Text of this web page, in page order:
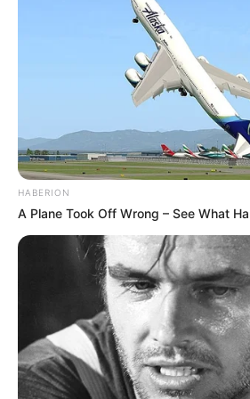
5. **Dekorieren:**
– Streuen Sie die gehackten
Schokoladenspäne über die
ansprechende Dekoration zu
6. **Kühlen:**
– Lassen Sie die Torte im
mindestens 2 Stunden
gut fest wird und die Aromen
#### Tipps für die perfekte
– **Variationen:** Sie können
mit anderen Nüssen oder einer
variieren, z.B. mit einer
HABERION
A Plane Took Off Wrong – See What